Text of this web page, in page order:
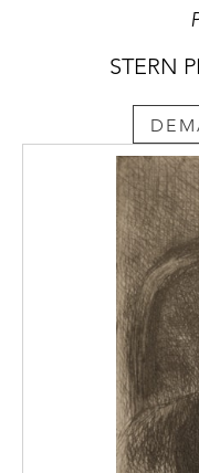
STERN